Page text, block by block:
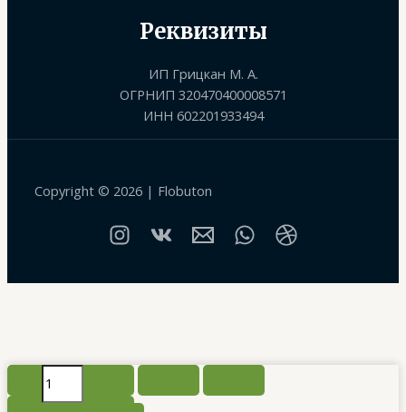
Реквизиты
ИП Грицкан М. А.
ОГРНИП 320470400008571
ИНН 602201933494
Copyright © 2026 | Flobuton
Количество
товара